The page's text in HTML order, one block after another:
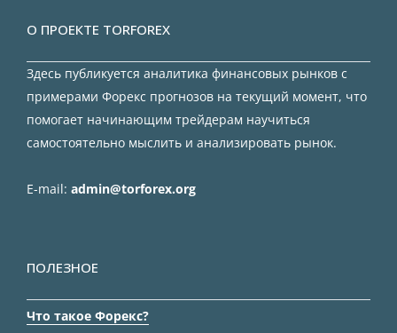
О ПРОЕКТЕ TORFOREX
Здесь публикуется аналитика финансовых рынков с
примерами Форекс прогнозов на текущий момент, что
помогает начинающим трейдерам научиться
самостоятельно мыслить и анализировать рынок.
E-mail: admin@torforex.org
ПОЛЕЗНОЕ
Что такое Форекс?